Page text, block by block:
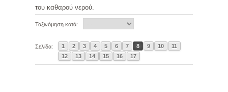
του καθαρού νερού.
Ταξινόμηση κατά:
Σελίδα: 1 2 3 4 5 6 7 8 9 10
11
12
13 14 15 16 17